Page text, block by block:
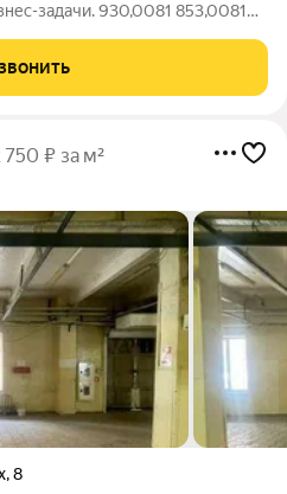
задачи. 930,0081 853,0081
750 ₽ за м²
,8